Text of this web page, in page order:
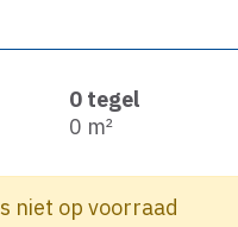
0 tegel
0 m²
niet op voorraad